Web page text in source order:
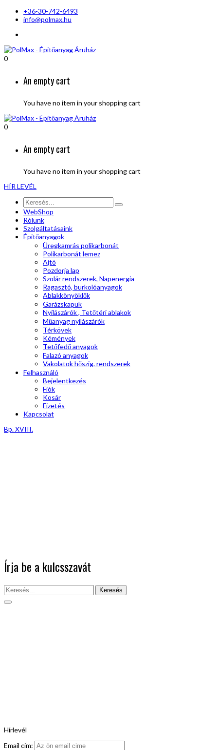
+36-30-742-6493
info@polmax.hu
0
An empty cart
You have no item in your shopping cart
0
An empty cart
You have no item in your shopping cart
HÍR LEVÉL
WebShop
Rólunk
Szolgáltatásaink
Épitőanyagok
Üregkamrás polikarbonát
Polikarbonát lemez
Ajtó
Pozdorja lap
Szolár rendszerek, Napenergia
Ragasztó, burkolóanyagok
Ablakkönyöklők
Garázskapuk
Nyílászárók , Tetőtéri ablakok
Műanyag nyílászárók
Térkövek
Kémények
Tetőfedő anyagok
Falazó anyagok
Vakolatok hőszig. rendszerek
Felhasználó
Bejelentkezés
Fiók
Kosár
Fizetés
Kapcsolat
Bp. XVIII.
Írja be a kulcsszavát
Keresés
Hírlevél
Email cim: